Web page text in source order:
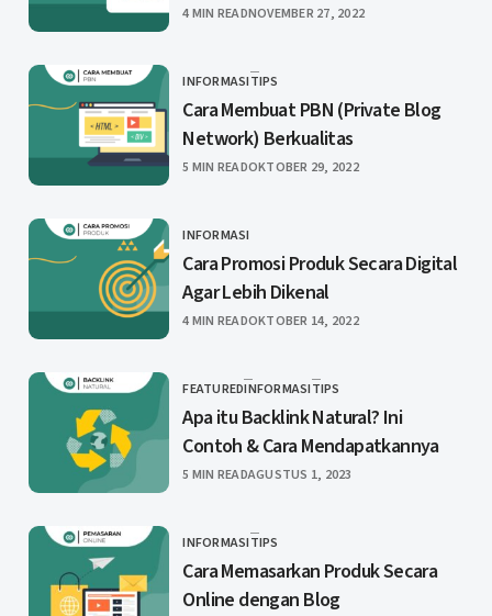
4 MIN READPUBLISHED
NOVEMBER 27, 2022
CATEGORY
INFORMASITIPS
Cara Membuat PBN (Private Blog
Network) Berkualitas
5 MIN READPUBLISHED
OKTOBER 29, 2022
CATEGORY
INFORMASI
Cara Promosi Produk Secara Digital
Agar Lebih Dikenal
4 MIN READPUBLISHED
OKTOBER 14, 2022
CATEGORY
FEATUREDINFORMASITIPS
Apa itu Backlink Natural? Ini
Contoh & Cara Mendapatkannya
5 MIN READPUBLISHED
AGUSTUS 1, 2023
CATEGORY
INFORMASITIPS
Cara Memasarkan Produk Secara
Online dengan Blog